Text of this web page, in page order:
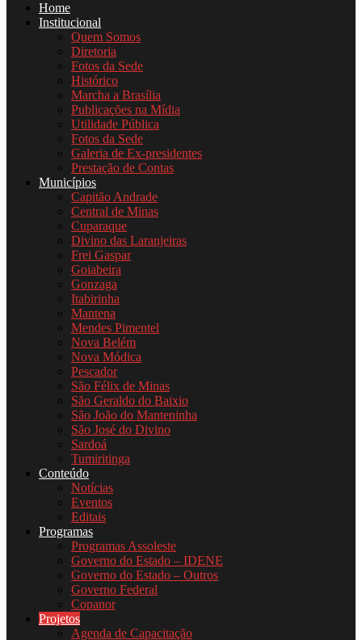
Home
Institucional
Quem Somos
Diretoria
Fotos da Sede
Histórico
Marcha a Brasília
Publicações na Mídia
Utilidade Pública
Fotos da Sede
Galeria de Ex-presidentes
Prestação de Contas
Municípios
Capitão Andrade
Central de Minas
Cuparaque
Divino das Laranjeiras
Frei Gaspar
Goiabeira
Gonzaga
Itabirinha
Mantena
Mendes Pimentel
Nova Belém
Nova Módica
Pescador
São Félix de Minas
São Geraldo do Baixio
São João do Manteninha
São José do Divino
Sardoá
Tumiritinga
Conteúdo
Notícias
Eventos
Editais
Programas
Programas Assoleste
Governo do Estado – IDENE
Governo do Estado – Outros
Governo Federal
Copanor
Projetos
Agenda de Capacitação